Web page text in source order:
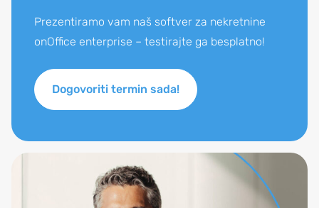
Prezentiramo vam naš softver za nekretnine
onOffice enterprise – testirajte ga besplatno!
Dogovoriti termin sada!